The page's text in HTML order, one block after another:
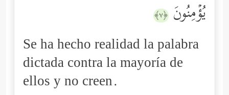
یُؤۡمِنُونَ ﴿٧﴾
Se ha hecho realidad la palabra
dictada contra la mayoría de
ellos y no creen.